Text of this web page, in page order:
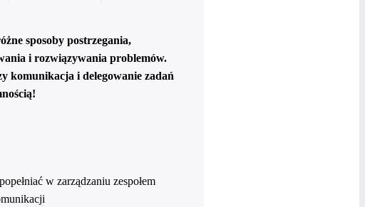
sposoby postrzegania,
i rozwiązywania problemów.
komunikacja i delegowanie zadań
w zarządzaniu zespołem